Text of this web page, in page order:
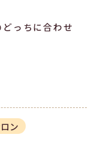
っちに合わせ
ン